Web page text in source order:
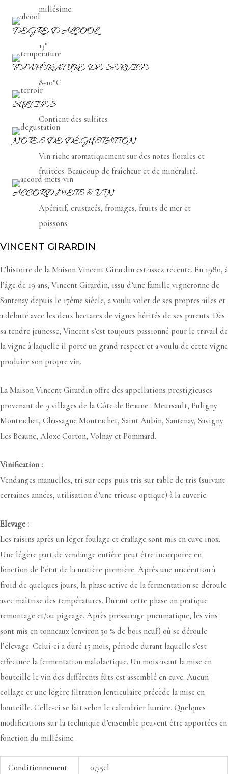
millésime.
DEGRÉ D'ALCOOL
13°
TEMPÉRATURE DE SERVICE
8-10°C
SULFITES
Contient des sulfites
NOTES DE DÉGUSTATION
Vin riche aromatiquement sur des notes florales et
fruitées. Beaucoup de fraîcheur et de minéralité.
ACCORD METS & VIN
Apéritif, crustacés, fromages, fruits de mer et
poissons
VINCENT GIRARDIN
L’histoire de la Maison Vincent Girardin est assez récente. En 1980, à
l’âge de 19 ans, Vincent Girardin, issu d’une famille vigneronne de
Santenay depuis le 17ème siècle, a voulu voler de ses propres ailes et
a débuté avec les deux hectares de vignes hérités de ses parents. Dès
sa tendre jeunesse, Vincent s’est toujours passionné pour le travail de
la vigne à laquelle il porte un grand respect et a voulu de cette vigne
produire son propre vin.
La Maison Vincent Girardin offre des appellations prestigieuses
provenant de 9 villages de la Côte de Beaune : Meursault, Puligny
Montrachet, Chassagne Montrachet, Saint Aubin, Santenay, Savigny
Les Beaune, Aloxe Corton, Volnay et Pommard.
Vinification :
Vendanges manuelles, tri sur ceps puis tris sur table de tris (suivant
certaines années, utilisation d’une trieuse optique) à la cuverie.
Elevage :
Les raisins après un léger foulage et éraflage sont mis en cuve inox.
Une légère part de vendange entière peut être incorporée en
fonction de l’état de la matière première. Après une macération à
froid de quelques jours, la phase active de la fermentation se déroule
avec maîtrise des températures. Durant cette phase on pratique
remontage et/ou pigeage. Après pressurage pneumatique, les vins
sont mis en tonneaux (environ 30 % de bois neuf) où se déroule
l’élevage. Celui-ci a duré 15 mois, période durant laquelle s’est
effectuée la fermentation malolactique. Un mois avant la mise en
bouteille le vin des différents fûts est assemblé en cuve. Aucun
collage et une légère filtration lenticulaire précède la mise en
bouteille. Celle-ci se fait selon le calendrier lunaire. Quelques
modifications sur la technique d’ensemble peuvent être apportées en
fonction du millésime.
Conditionnement 0,75cl